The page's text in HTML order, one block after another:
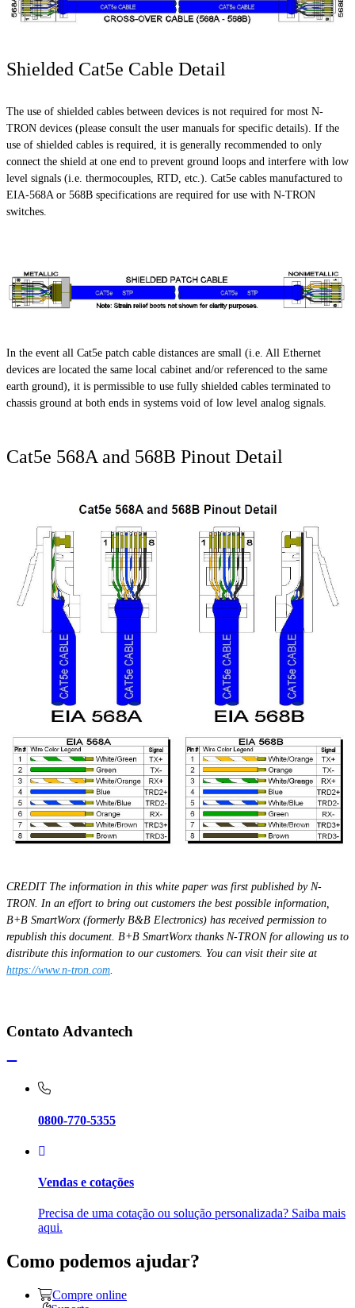
Shielded Cat5e Cable Detail
The use of shielded cables between devices is not required for most N-
TRON devices (please consult the user manuals for specific details). If the
use of shielded cables is required, it is generally recommended to only
connect the shield at one end to prevent ground loops and interfere with low
level signals (i.e. thermocouples, RTD, etc.). Cat5e cables manufactured to
EIA-568A or 568B specifications are required for use with N-TRON
switches.
In the event all Cat5e patch cable distances are small (i.e. All Ethernet
devices are located the same local cabinet and/or referenced to the same
earth ground), it is permissible to use fully shielded cables terminated to
chassis ground at both ends in systems void of low level analog signals.
Cat5e 568A and 568B Pinout Detail
CREDIT The information in this white paper was first published by N-
TRON. In an effort to bring out customers the best possible information,
B+B SmartWorx (formerly B&B Electronics) has received permission to
republish this document. B+B SmartWorx thanks N-TRON for allowing us to
distribute this information to our customers. You can visit their site at
https://www.n-tron.com
Contato Advantech
0800-770-5355
Vendas e cotações
Precisa de uma cotação ou solução personalizada? Saiba mais
aqui.
Como podemos ajudar?
Compre online